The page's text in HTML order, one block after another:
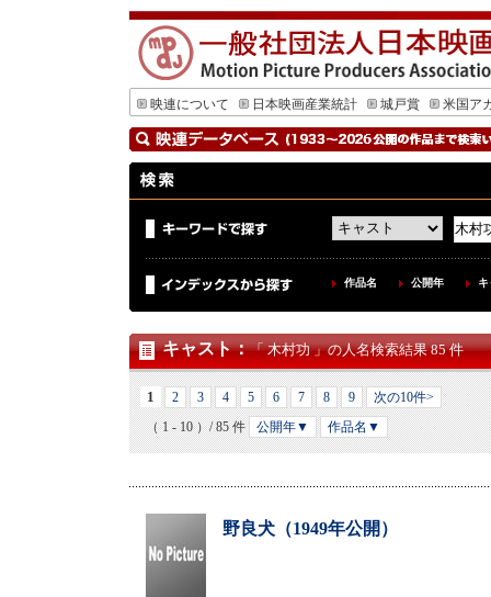
映連について 日本映画産業統計 城戸賞 米国ア
作品名 公開年
キャスト：「 木村功 」の人名検索結果 85 件
1 2 3 4 5 6 7 8 9
次の10件>
（ 1 - 10 ）/ 85 件
公開年▼ 作品名▼
野良犬（1949年公開）